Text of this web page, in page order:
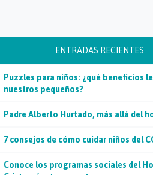
ENTRADAS RECIENTES
Puzzles para niños: ¿qué beneficios
nuestros pequeños?
Padre Alberto Hurtado, más allá del
7 consejos de cómo cuidar niños del
Conoce los programas sociales del